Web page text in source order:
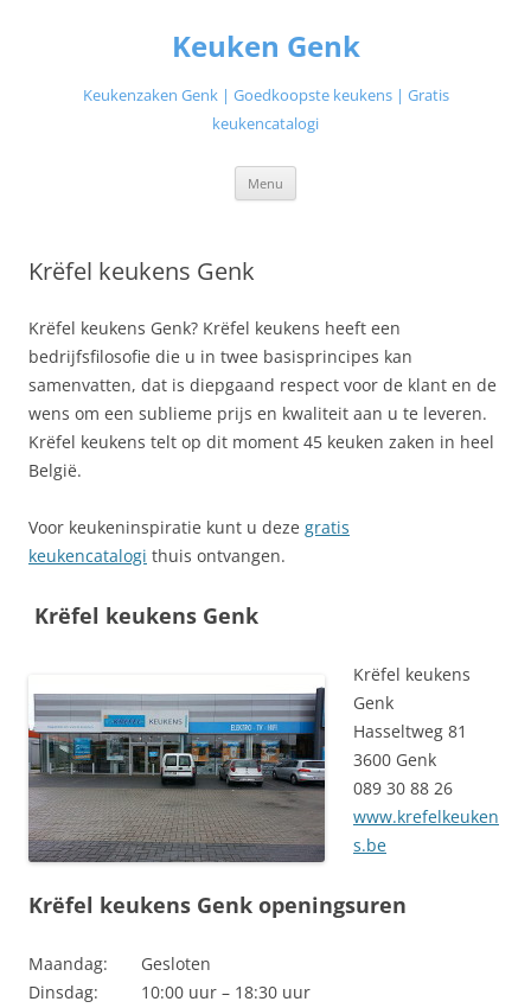
Keuken Genk
Keukenzaken Genk | Goedkoopste keukens | Gratis
keukencatalogi
Menu
Krëfel keukens Genk
Krëfel keukens Genk? Krëfel keukens heeft een
bedrijfsfilosofie die u in twee basisprincipes kan
samenvatten, dat is diepgaand respect voor de klant en de
wens om een sublieme prijs en kwaliteit aan u te leveren.
Krëfel keukens telt op dit moment 45 keuken zaken in heel
België.
Voor keukeninspiratie kunt u deze gratis
keukencatalogi thuis ontvangen.
Krëfel keukens Genk
Krëfel keukens
Genk
Hasseltweg 81
3600 Genk
089 30 88 26
www.krefelkeuken
s.be
Krëfel keukens Genk openingsuren
Maandag: Gesloten
Dinsdag: 10:00 uur – 18:30 uur